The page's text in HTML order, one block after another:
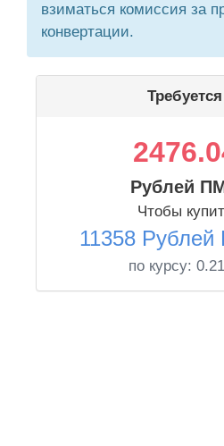
взиматься комиссия за
конвертации.
Требуется
Рублей
Чтобы
11358 Рублей
по курсу: